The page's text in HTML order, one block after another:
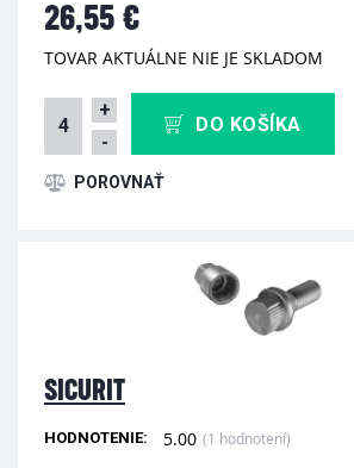
26,55 €
TOVAR AKTUÁLNE NIE JE SKLADOM
+
-
DO KOŠÍKA
SICURIT
HODNOTENIE: 5.00 (1 hodnotení)